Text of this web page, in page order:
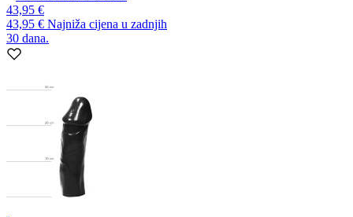
43,95 €
43,95 € Najniža cijena u zadnjih
30 dana.